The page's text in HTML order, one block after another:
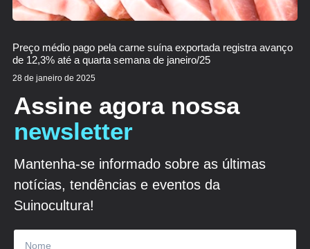
Preço médio pago pela carne suína exportada registra avanço
de 12,3% até a quarta semana de janeiro/25
28 de janeiro de 2025
Assine agora nossa
newsletter
Mantenha-se informado sobre as últimas
notícias, tendências e eventos da
Suinocultura!